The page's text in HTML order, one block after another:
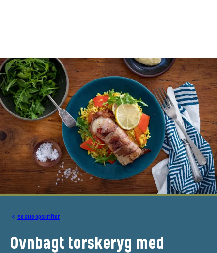
Se alle opskrifter
Ovnbagt torskeryg med